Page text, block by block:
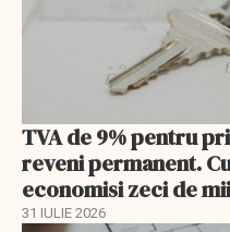
TVA de 9% pentru
reveni permanent.
economisi zeci de
31 IULIE 2026